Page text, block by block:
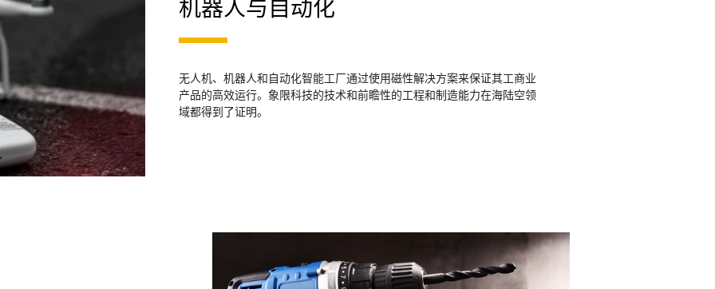
机器人与自动化
无人机、机器人和自动化智能工厂通过使用磁性解决方案来保证其工商业
产品的高效运行。象限科技的技术和前瞻性的工程和制造能力在海陆空领
域都得到了证明。